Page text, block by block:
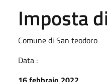
Imposta
Comune di San teodoro
Data :